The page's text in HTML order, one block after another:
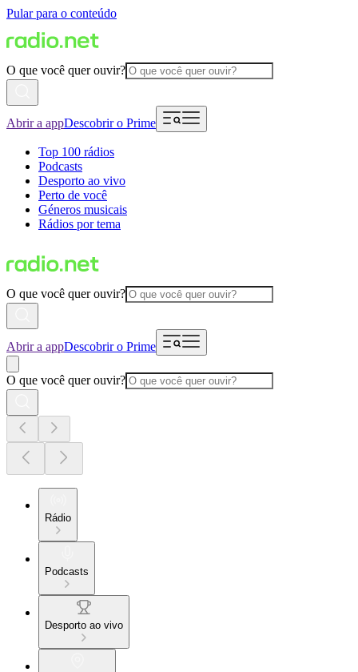
Pular para o conteúdo
O que você quer ouvir?
Abrir a appDescobrir o Prime
Top 100 rádios
Podcasts
Desporto ao vivo
Perto de você
Géneros musicais
Rádios por tema
O que você quer ouvir?
Abrir a appDescobrir o Prime
O que você quer ouvir?
Rádio
Podcasts
Desporto ao vivo